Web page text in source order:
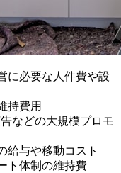
に必要な人件費や設
持費用
などの大規模プロモ
給与や移動コスト
ト体制の維持費